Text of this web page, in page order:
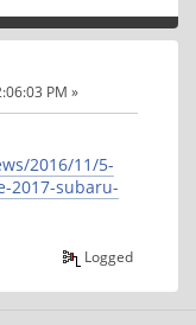
PM »
2016/11/5-
2017-subaru-
Logged